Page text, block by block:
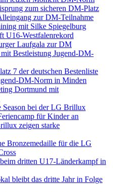
zum sicheren DM-Platz
zur DM-Teilnahme
mit Silke Spiegelburg
U16-Westfalenrekord
Laufgala zur DM
Bestleistung Jugend-DM-
7 der deutschen Bestenliste
DM-Norm in Minden
Dortmund mit
Season bei der LG Brillux
für Kinder an
zeigen starke
Bronzemedaille für die LG
dritten U17-Länderkampf in
bleibt das dritte Jahr in Folge